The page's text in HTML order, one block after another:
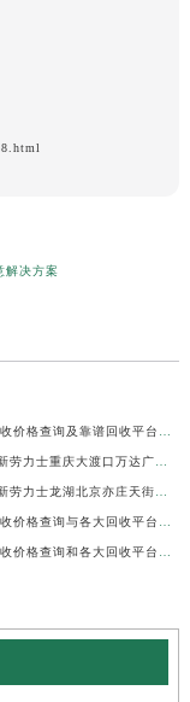
解决方案
广州劳力士回收价格查询及靠谱回收平台实测排行(2026年7月最新)
2026年7月最新劳力士重庆大渡口万达广场维修保养服务电话
2026年7月最新劳力士龙湖北京亦庄天街经济技术开发区维修保养服务电话
苏州劳力士回收价格查询与各大回收平台实测排行（2026年7月最新数据）
广州劳力士回收价格查询和各大回收平台实测排行(2026年7月最新数据)